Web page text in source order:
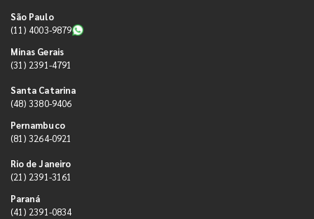
São Paulo
(11) 4003-9879
Minas Gerais
(31) 2391-4791
Santa Catarina
(48) 3380-9406
Pernambuco
(81) 3264-0921
Rio de Janeiro
(21) 2391-3161
Paraná
(41) 2391-0834